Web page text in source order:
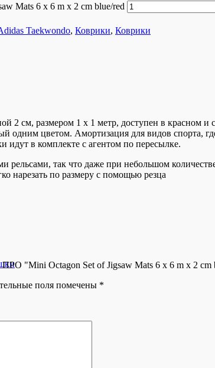
Mats 6 x 6 m x 2 cm blue/red
Taekwondo, Коврики, Коврики
2 см, размером 1 x 1 метр, доступен в красном и
цветом. Амортизация для видов спорта,
идут в комплекте с агентом по пересылке.
рельсами, так что даже при небольшом
нарезать по размеру с помощью резца
Octagon Set of Jigsaw Mats 6 x 6 m x 2 cm
поля помечены *